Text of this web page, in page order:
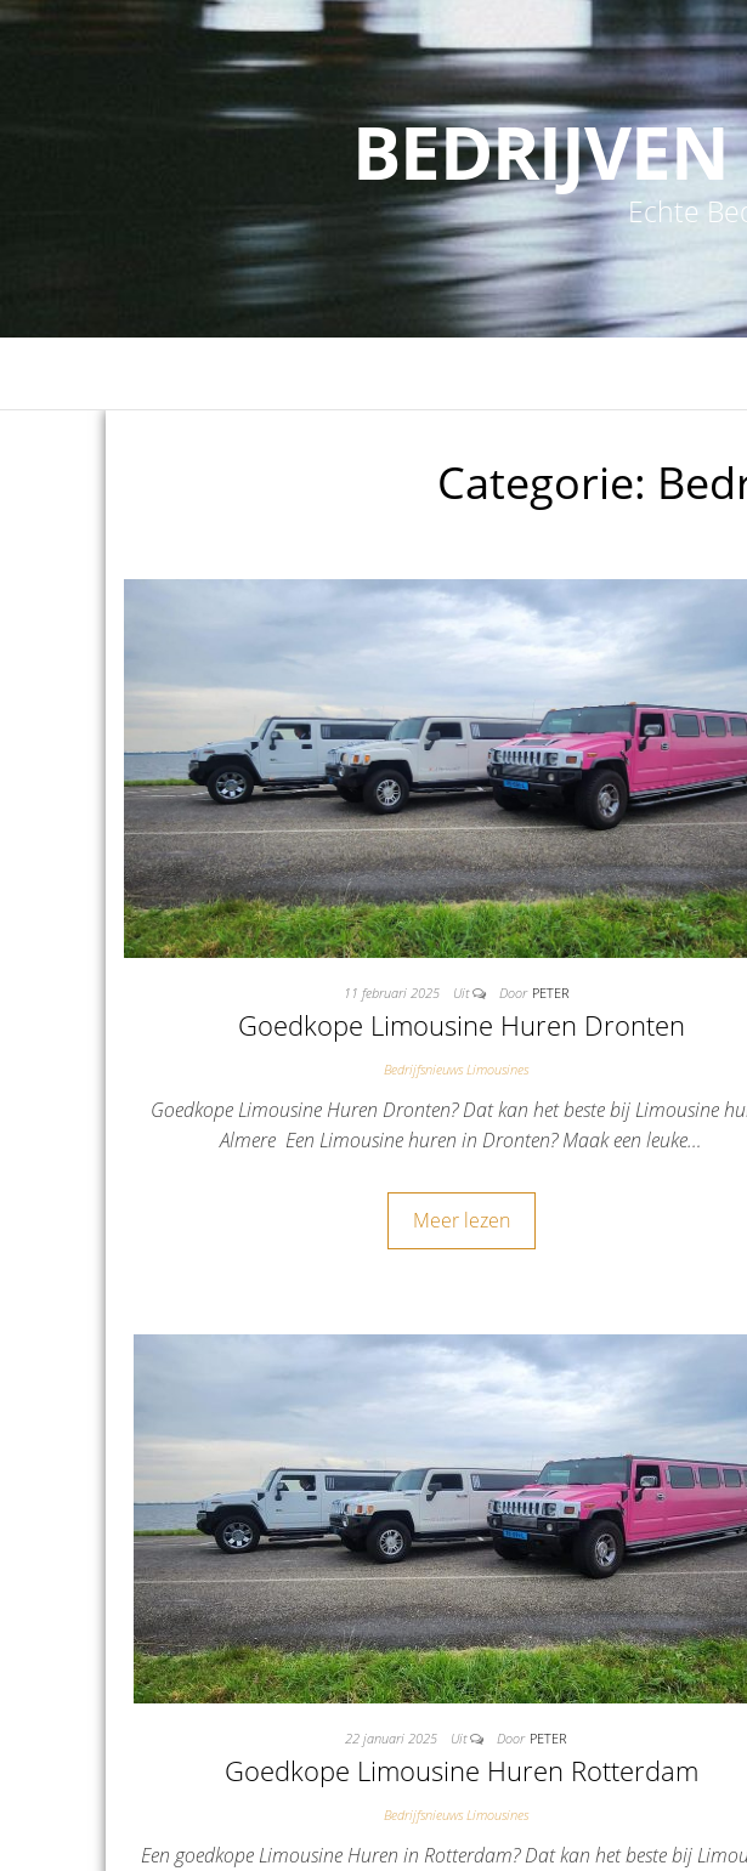
Echte
Categorie:
11 februari 2025 Uit Door PETER
Goedkope Limousine Huren Dronten
Bedrijfsnieuws Limousines
Goedkope Limousine Huren Dronten? Dat kan het beste bij Limousine
Almere Een Limousine huren in Dronten? Maak een leuke…
Meer lezen
22 januari 2025 Uit Door PETER
Goedkope Limousine Huren Rotterdam
Bedrijfsnieuws Limousines
Een goedkope Limousine Huren in Rotterdam? Dat kan het beste bij